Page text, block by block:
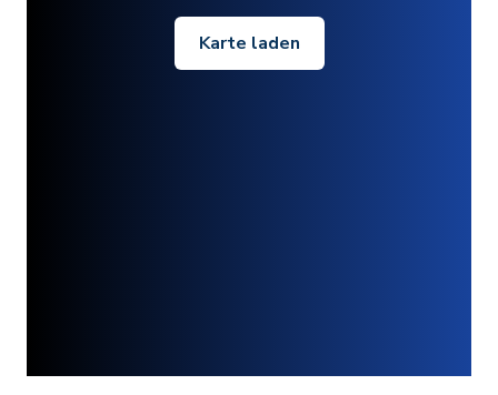
Karte laden